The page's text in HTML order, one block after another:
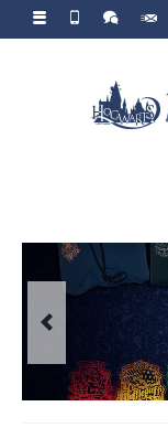
Previous